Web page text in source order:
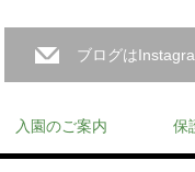
ブログは
入園のご案内 保